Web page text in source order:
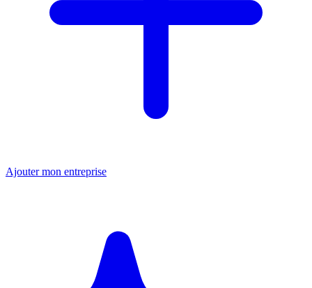
Ajouter mon entreprise